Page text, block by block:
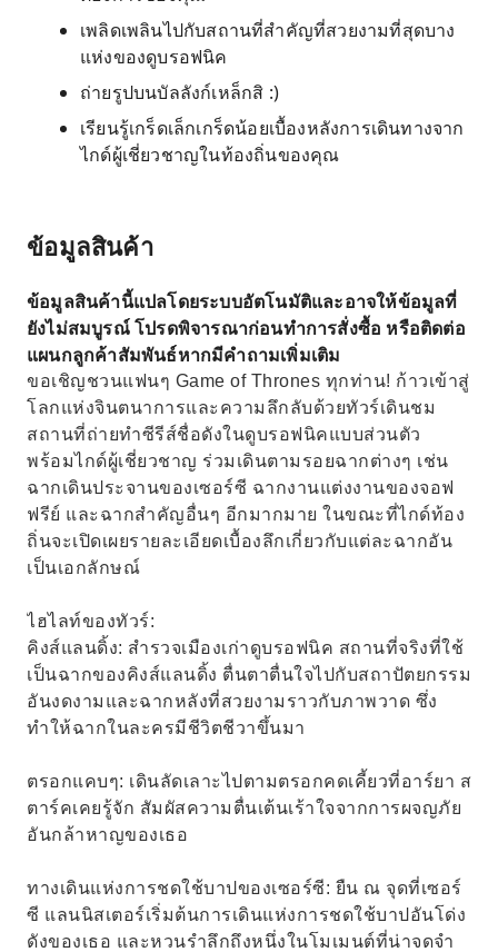
เพลิดเพลินไปกับสถานที่สำคัญที่สวยงามที่สุดบาง
แห่งของดูบรอฟนิค
ถ่ายรูปบนบัลลังก์เหล็กสิ :)
เรียนรู้เกร็ดเล็กเกร็ดน้อยเบื้องหลังการเดินทางจาก
ไกด์ผู้เชี่ยวชาญในท้องถิ่นของคุณ
ข้อมูลสินค้า
ข้อมูลสินค้านี้แปลโดยระบบอัตโนมัติและอาจให้ข้อมูลที่
ยังไม่สมบูรณ์ โปรดพิจารณาก่อนทำการสั่งซื้อ หรือติดต่อ
แผนกลูกค้าสัมพันธ์หากมีคำถามเพิ่มเติม
ขอเชิญชวนแฟนๆ Game of Thrones ทุกท่าน! ก้าวเข้าสู่
โลกแห่งจินตนาการและความลึกลับด้วยทัวร์เดินชม
สถานที่ถ่ายทำซีรีส์ชื่อดังในดูบรอฟนิคแบบส่วนตัว
พร้อมไกด์ผู้เชี่ยวชาญ ร่วมเดินตามรอยฉากต่างๆ เช่น
ฉากเดินประจานของเซอร์ซี ฉากงานแต่งงานของจอฟ
ฟรีย์ และฉากสำคัญอื่นๆ อีกมากมาย ในขณะที่ไกด์ท้อง
ถิ่นจะเปิดเผยรายละเอียดเบื้องลึกเกี่ยวกับแต่ละฉากอัน
เป็นเอกลักษณ์
ไฮไลท์ของทัวร์:
คิงส์แลนดิ้ง: สำรวจเมืองเก่าดูบรอฟนิค สถานที่จริงที่ใช้
เป็นฉากของคิงส์แลนดิ้ง ตื่นตาตื่นใจไปกับสถาปัตยกรรม
อันงดงามและฉากหลังที่สวยงามราวกับภาพวาด ซึ่ง
ทำให้ฉากในละครมีชีวิตชีวาขึ้นมา
ตรอกแคบๆ: เดินลัดเลาะไปตามตรอกคดเคี้ยวที่อาร์ยา ส
ตาร์คเคยรู้จัก สัมผัสความตื่นเต้นเร้าใจจากการผจญภัย
อันกล้าหาญของเธอ
ทางเดินแห่งการชดใช้บาปของเซอร์ซี: ยืน ณ จุดที่เซอร์
ซี แลนนิสเตอร์เริ่มต้นการเดินแห่งการชดใช้บาปอันโด่ง
ดังของเธอ และหวนรำลึกถึงหนึ่งในโมเมนต์ที่น่าจดจำ